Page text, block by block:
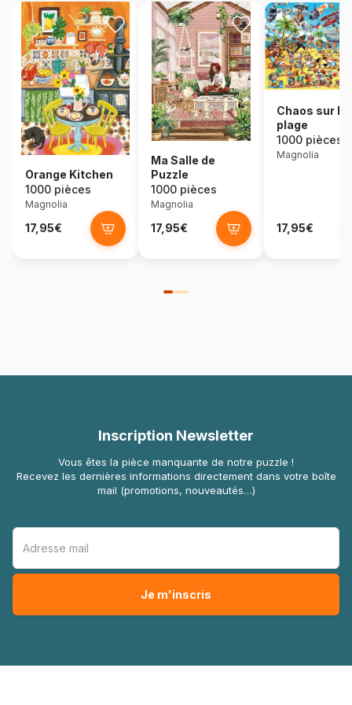
Orange Kitchen
1000 pièces
Magnolia
17,95€
Ma Salle de
Puzzle
1000 pièces
Magnolia
17,95€
Chaos sur la
plage
1000 pièces
Magnolia
17,95€
Inscription Newsletter
Vous êtes la pièce manquante de notre puzzle !
Recevez les dernières informations directement dans votre boîte
mail (promotions, nouveautés…)